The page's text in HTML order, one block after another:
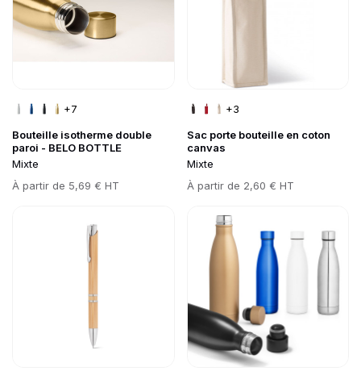
Bouteille isotherme double
paroi - BELO BOTTLE
Mixte
Prix
À partir de 5,69 € HT
+7
Sac porte bouteille en coton
canvas
Mixte
Prix
À partir de 2,60 € HT
+3
Go to product page